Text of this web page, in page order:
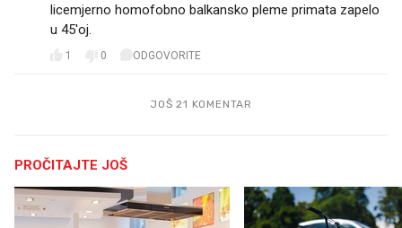
licemjerno homofobno balkansko pleme primata zapelo
u 45'oj.
1 0 ODGOVORITE
JOŠ 21 KOMENTAR
PROČITAJTE JOŠ